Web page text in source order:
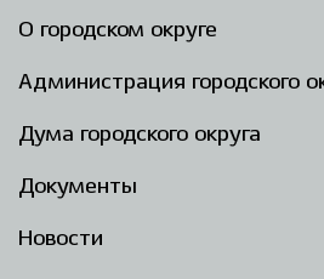
О городском округе
Администрация городского
Дума городского округа
Документы
Новости